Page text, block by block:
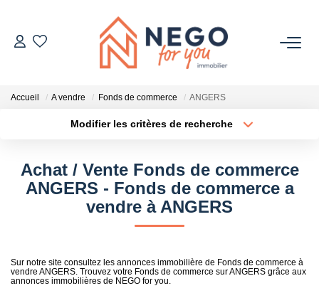
ACHETER
IMMOBILIER PRO
Accueil A vendre Fonds de commerce ANGERS
Modifier les critères de recherche
Sélectionnez...
Type de bien
Surface min
Achat / Vente Fonds de commerce
ANGERS - Fonds de commerce a
vendre à ANGERS
Sur notre site consultez les annonces immobilière de Fonds de commerce à
vendre ANGERS. Trouvez votre Fonds de commerce sur ANGERS grâce aux
annonces immobilières de NEGO for you.